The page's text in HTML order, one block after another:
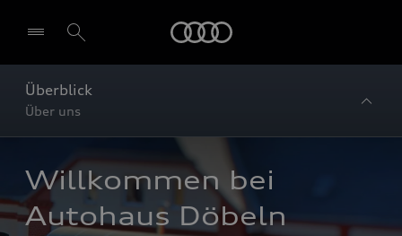
Überblick
Über uns
Willkommen bei
Autohaus Döbeln